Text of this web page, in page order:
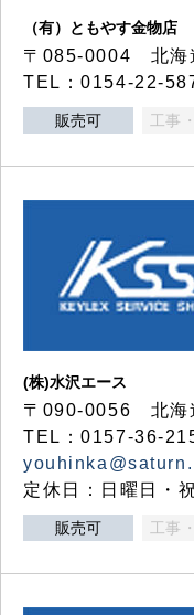
（有）ともやす金物店
〒085-0004 北海
TEL：0154-22-
販売可 工事
(株)水沢エース
〒090-0056 北海
TEL：0157-36-
定休日：日曜日・
販売可 工事